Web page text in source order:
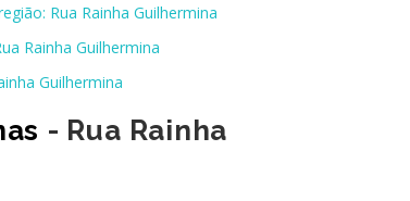
Rua Rainha Guilhermina
Rainha Guilhermina
Guilhermina
- Rua Rainha